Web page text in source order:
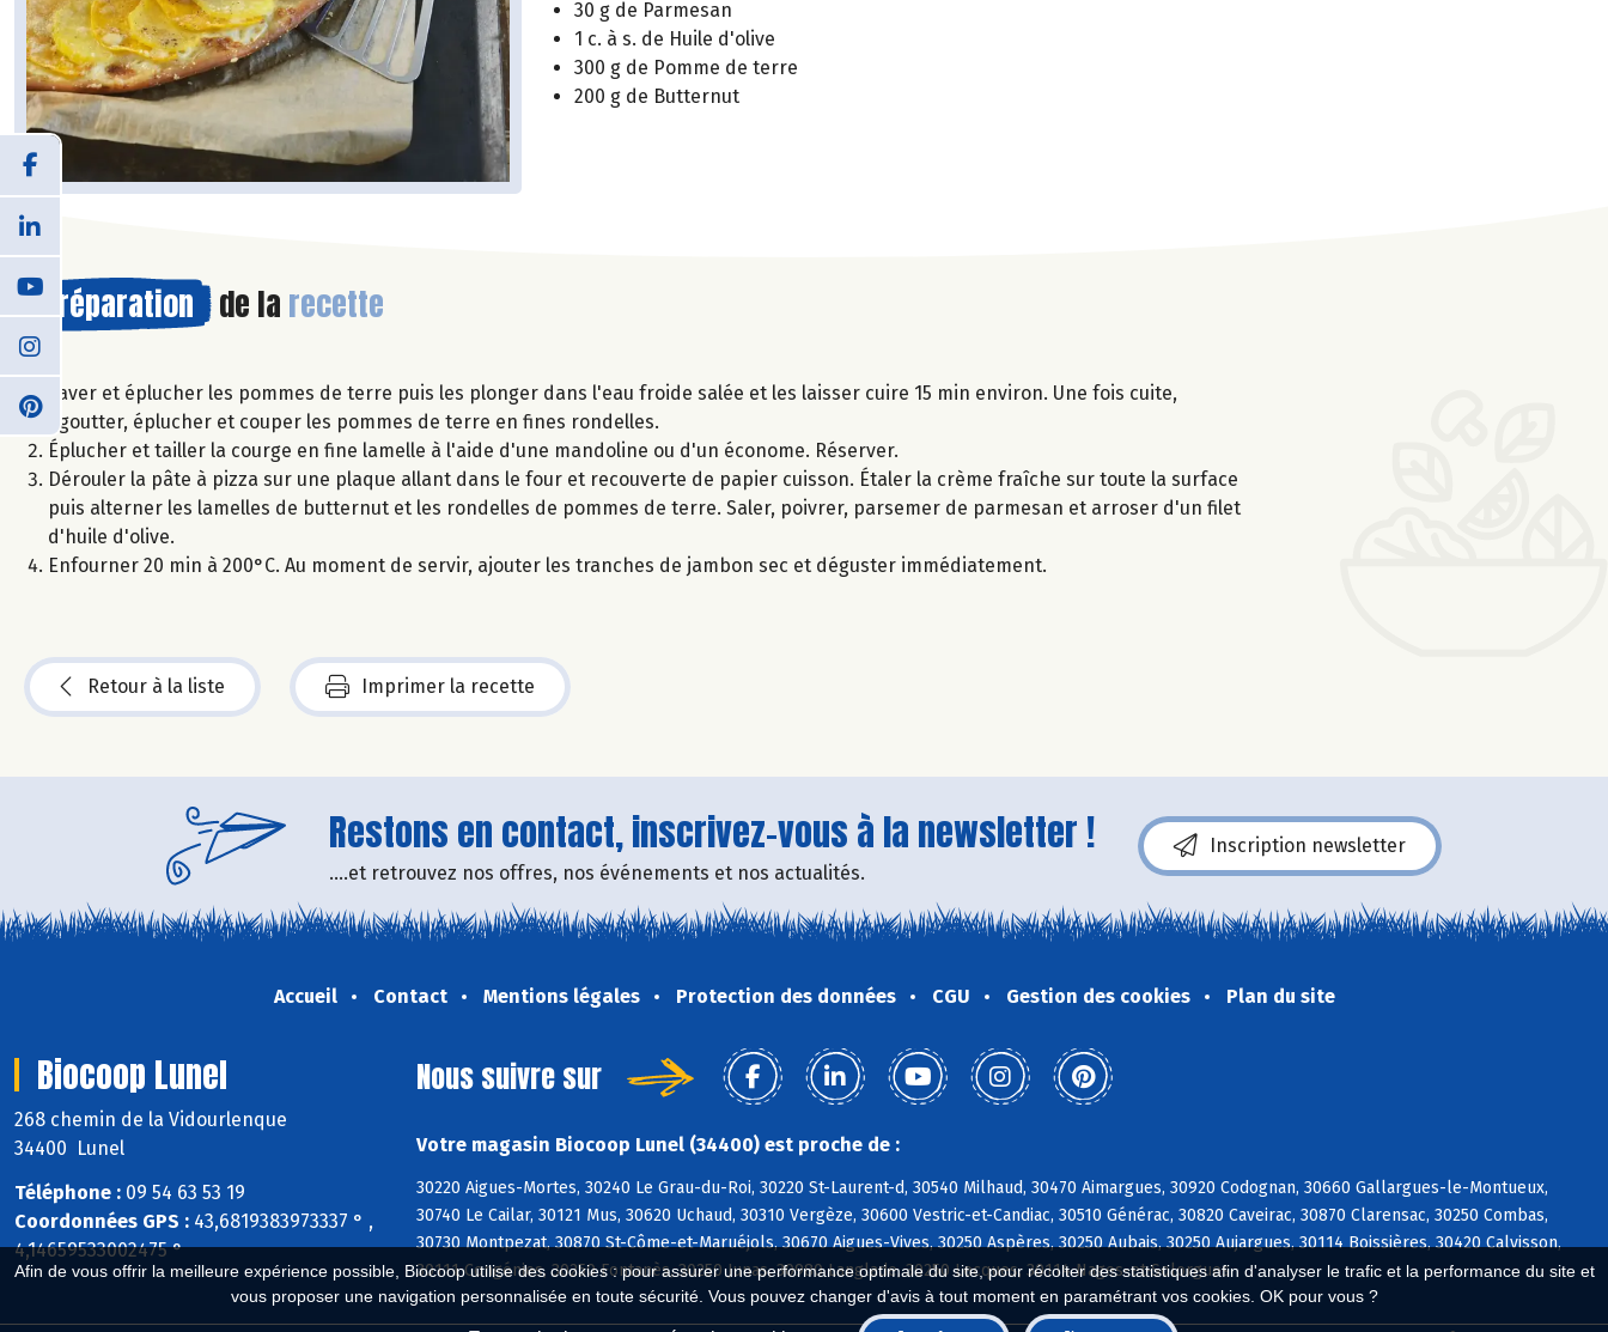
Afin de vous offrir la meilleure expérience possible, Biocoop utilise des cookies : pour assurer une performance optimale du site, pour récolter des statistiques afin d'analyser le trafic et la performance du site et
vous proposer une navigation personnalisée en toute sécurité. Vous pouvez changer d'avis à tout moment en paramétrant vos cookies. OK pour vous ?
30 g de Parmesan
1 c. à s. de Huile d'olive
300 g de Pomme de terre
200 g de Butternut
Préparation de la recette
Laver et éplucher les pommes de terre puis les plonger dans l'eau froide salée et les laisser cuire 15 min environ. Une fois cuite,
égoutter, éplucher et couper les pommes de terre en fines rondelles.
Éplucher et tailler la courge en fine lamelle à l'aide d'une mandoline ou d'un économe. Réserver.
Dérouler la pâte à pizza sur une plaque allant dans le four et recouverte de papier cuisson. Étaler la crème fraîche sur toute la surface
puis alterner les lamelles de butternut et les rondelles de pommes de terre. Saler, poivrer, parsemer de parmesan et arroser d'un filet
d'huile d'olive.
Enfourner 20 min à 200°C. Au moment de servir, ajouter les tranches de jambon sec et déguster immédiatement.
Retour à la liste Imprimer la recette
Restons en contact, inscrivez-vous à la newsletter !
....et retrouvez nos offres, nos événements et nos actualités.
Inscription newsletter
Accueil Contact Mentions légales Protection des données CGU Gestion des cookies Plan du site
Biocoop Lunel
268 chemin de la Vidourlenque
34400 Lunel
Téléphone : 09 54 63 53 19
Coordonnées GPS : 43,6819383973337 ° ,
4,14659533002475 °
Nous suivre sur
Votre magasin Biocoop Lunel (34400) est proche de :
30220 Aigues-Mortes, 30240 Le Grau-du-Roi, 30220 St-Laurent-d, 30540 Milhaud, 30470 Aimargues, 30920 Codognan, 30660 Gallargues-le-Montueux,
30740 Le Cailar, 30121 Mus, 30620 Uchaud, 30310 Vergèze, 30600 Vestric-et-Candiac, 30510 Générac, 30820 Caveirac, 30870 Clarensac, 30250 Combas,
30730 Montpezat, 30870 St-Côme-et-Maruéjols, 30670 Aigues-Vives, 30250 Aspères, 30250 Aubais, 30250 Aujargues, 30114 Boissières, 30420 Calvisson,
30111 Congénies, 30250 Fontanès, 30250 Junas, 30980 Langlade, 30250 Lecques, 30114 Nages-et-Solorgues